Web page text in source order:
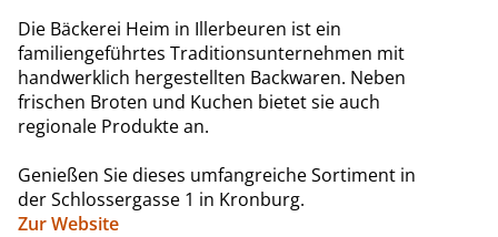
Die Bäckerei Heim in Illerbeuren ist ein
familiengeführtes Traditionsunternehmen mit
handwerklich hergestellten Backwaren. Neben
frischen Broten und Kuchen bietet sie auch
regionale Produkte an.
Genießen Sie dieses umfangreiche Sortiment in
der Schlossergasse 1 in Kronburg.
Zur Website